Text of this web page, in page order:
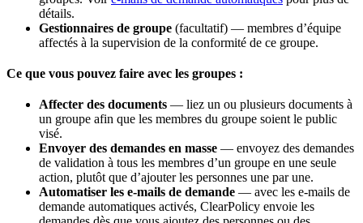
détails.
Gestionnaires de groupe (facultatif) — membres d’équipe
affectés à la supervision de la conformité de ce groupe.
Ce que vous pouvez faire avec les groupes :
Affecter des documents — liez un ou plusieurs documents à
un groupe afin que les membres du groupe soient le public
visé.
Envoyer des demandes en masse — envoyez des demandes
de validation à tous les membres d’un groupe en une seule
action, plutôt que d’ajouter les personnes une par une.
Automatiser les e-mails de demande — avec les e-mails de
demande automatiques activés, ClearPolicy envoie les